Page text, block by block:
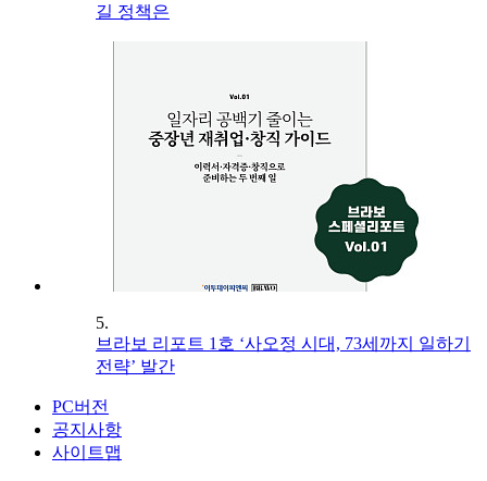
길 정책은
5.
브라보 리포트 1호 ‘사오정 시대, 73세까지 일하기
전략’ 발간
PC버전
공지사항
사이트맵